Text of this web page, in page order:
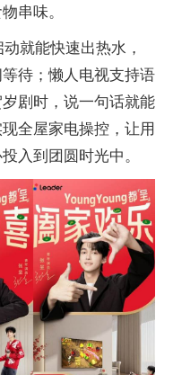
串味。
就能快速出热水，
待；懒人电视支持语
剧时，说一句话就能
全屋家电操控，让用
入到团圆时光中。